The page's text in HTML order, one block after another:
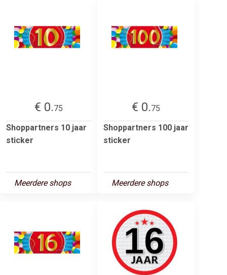
€ 0.75
Shoppartners 10 jaar
sticker
Meerdere shops
€ 0.75
Shoppartners 100 jaar
sticker
Meerdere shops